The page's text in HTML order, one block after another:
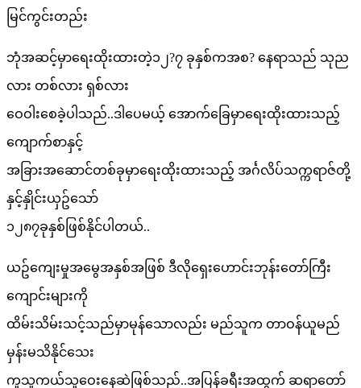
မြင်ကွင်းတည်း
ဘုံအဆင့်မှာရေးထိုးထားတဲ့၁၂?၇ ခုနှစ်ကအစ? နေရာသည် သုည
လား တစ်လား ရှစ်လား
ဝေဝါးစေခဲ့ပါသည်..ဒါပေမယ့် အောက်ခြေမှာရေးထိုးထားသည့်
ကျောက်စာနှင့်
အခြားအဆောင်တစ်ခုမှာရေးထိုးထားသည့် အင်္ဂလိပ်သက္ကရာဇ်တို့
နှင့်နှိုင်းယှဥ်သော်
၁၂၈၇ခုနှစ်ဖြစ်နိုင်ပါတယ်..
ယဥ်ကျေးမှုအမွေအနှစ်အဖြစ် ဒီလိုရှေးဟောင်းဘုန်းတော်ကြီး
ကျောင်းများကို
ထိမ်းသိမ်းသင့်သည်မှာမုန်သောလည်း မည်သူက တာဝန်ယူမည်
မှန်းမသိနိုင်သေး
ကူသူကယ်သူဝေးနေဆဲဖြစ်သည်..အပြန်ခရီးအထွက် ဆရာတော်